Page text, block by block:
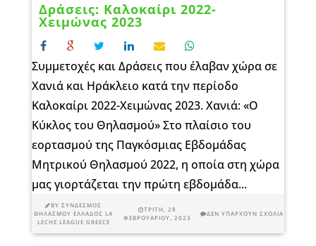
Δράσεις: Καλοκαίρι 2022-
Χειμώνας 2023
Συμμετοχές και Δράσεις που έλαβαν χώρα σε
Χανιά και Ηράκλειο κατά την περίοδο
Καλοκαίρι 2022-Χειμώνας 2023. Χανιά: «Ο
Κύκλος του Θηλασμού» Στο πλαίσιο του
εορτασμού της Παγκόσμιας Εβδομάδας
Μητρικού Θηλασμού 2022, η οποία στη χώρα
μας γιορτάζεται την πρώτη εβδομάδα...
BYΣΎΝΔΕΣΜΟΣ
ΘΗΛΑΣΜΟΎ ΕΛΛΆΔΟΣ LA
LECHE LEAGUE GREECE
ΤΡΊΤΗ, 28
ΦΕΒΡΟΥΑΡΊΟΥ, 2023
ΔΕΝ ΥΠΆΡΧΟΥΝ ΣΧΌΛΙΑ